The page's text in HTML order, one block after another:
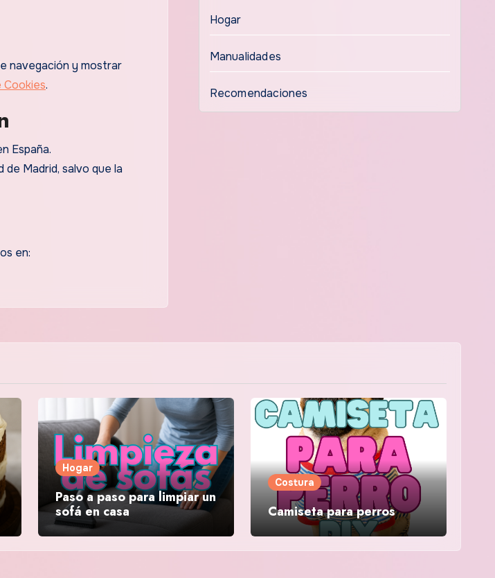
navegación y mostrar
Cookies.
España.
Madrid, salvo que la
en:
Hogar
Manualidades
Recomendaciones
Hogar
Paso a paso para limpiar un
sofá en casa
Costura
Camiseta para perros